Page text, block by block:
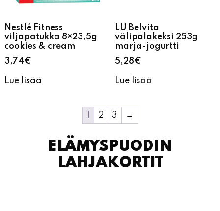
Nestlé Fitness
viljapatukka 8×23,5g
cookies & cream
3,74€
Lue lisää
LU Belvita
välipalakeksi 253g
marja-jogurtti
5,28€
Lue lisää
2 3 →
ELÄMYSPUODIN
LAHJAKORTIT